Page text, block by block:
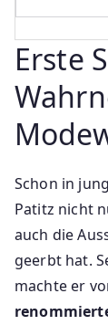
Erste
Schon in
Patitz nicht
auch die
geerbt hat.
machte er